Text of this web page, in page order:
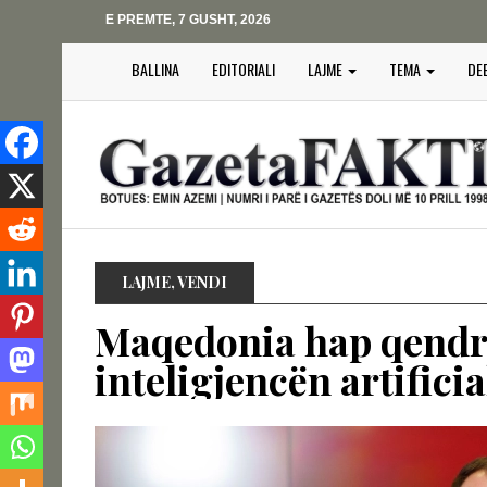
E PREMTE, 7 GUSHT, 2026
BALLINA EDITORIALI LAJME TEMA
LAJME,VENDI
Maqedonia hap
inteligjencën